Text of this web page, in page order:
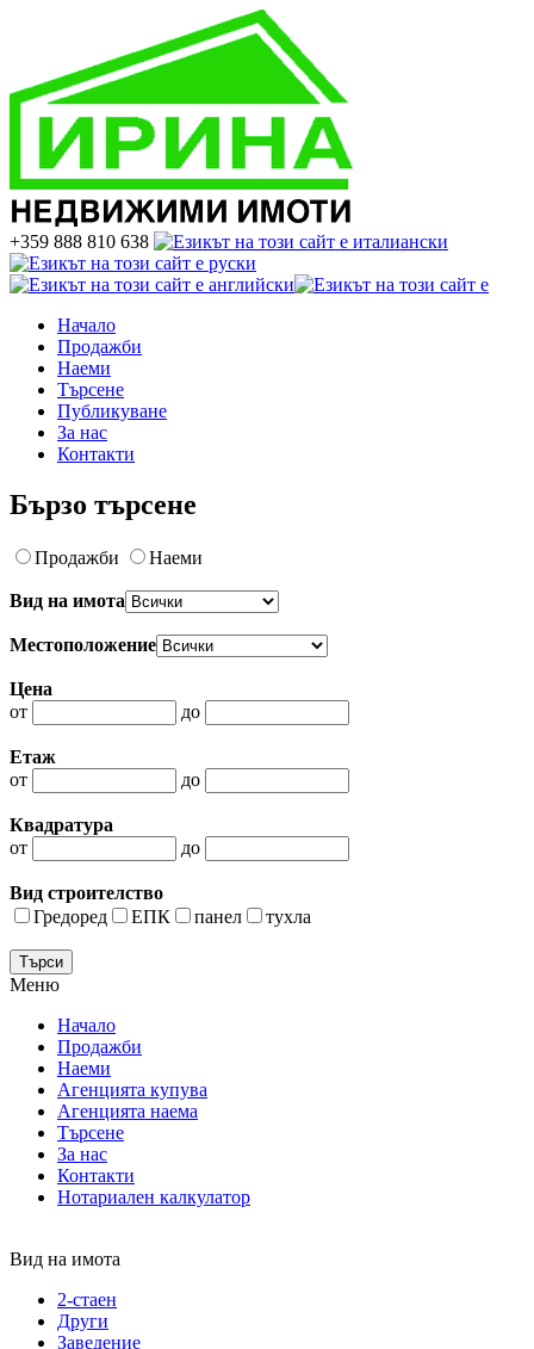
+359 888 810 638
Начало
Продажби
Наеми
Търсене
Публикуване
За нас
Контакти
Бързо търсене
Продажби Наеми
Вид на имота
Местоположение
Цена
от
до
Етаж
от
до
Квадратура
от
до
Вид строителство
Гредоред
ЕПК панел тухла
Меню
Начало
Продажби
Наеми
Агенцията купува
Агенцията наема
Търсене
За нас
Контакти
Нотариален калкулатор
Вид на имота
2-стаен
Други
Заведение